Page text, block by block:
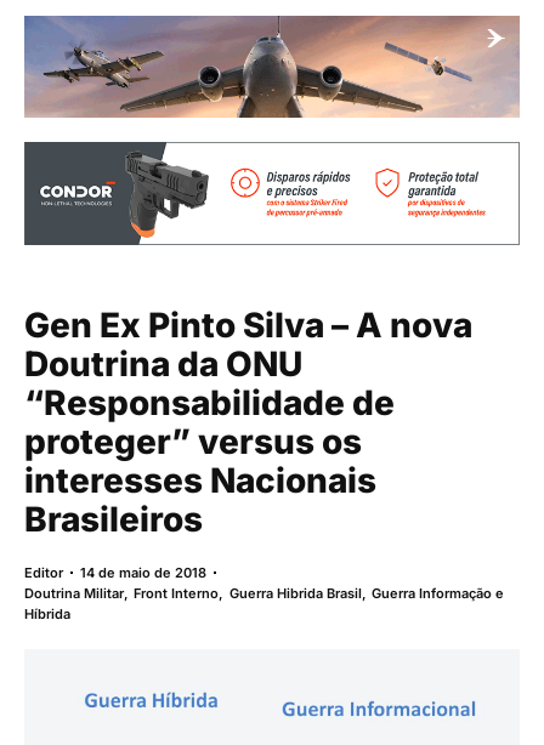
Gen Ex Pinto Silva – A nova
Doutrina da ONU
“Responsabilidade de
proteger” versus os
interesses Nacionais
Brasileiros
Editor
14 de maio de 2018
Doutrina Militar,Front Interno, Guerra Hibrida Brasil, Guerra Informação e
Híbrida